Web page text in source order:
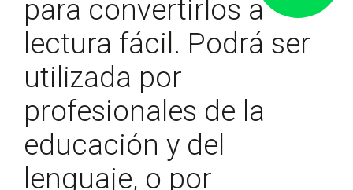
para convertirlos a
lectura fácil. Podrá ser
utilizada por
profesionales de la
educación y del
lenguaje, o por